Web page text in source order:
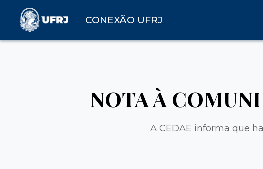
CONEXÃO UFRJ
NOTA À
A CEDAE informa que